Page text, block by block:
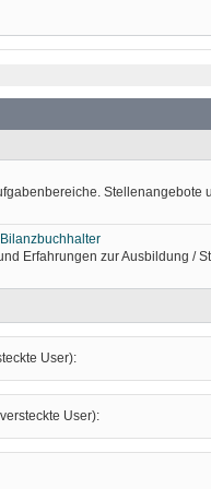
Stellenangebote
Erfahrungen zur Ausbildung /
User):
User):